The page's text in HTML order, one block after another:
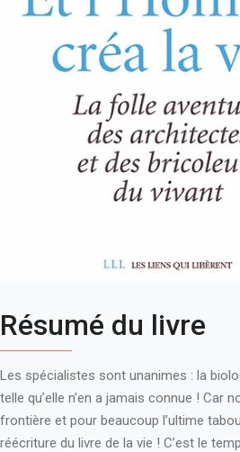
Résumé du livre
Les spécialistes sont unanimes : la
telle qu’elle n’en a jamais connue ! Car
frontière et pour beaucoup l’ultime
réécriture du livre de la vie ! C’est le